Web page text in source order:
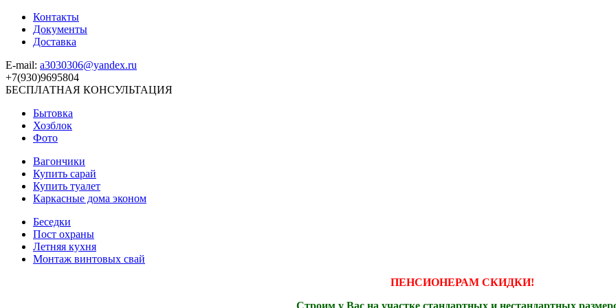
Контакты
Документы
Доставка
E-mail: a3030306@yandex.ru
+7(930)9695804
БЕСПЛАТНАЯ КОНСУЛЬТАЦИЯ
Бытовка
Хозблок
Фото
Вагончики
Купить сарай
Купить туалет
Каркасные дома эконом
Беседки
Пост охраны
Летняя кухня
Монтаж винтовых свай
ПЕНСИОНЕРАМ СКИДКИ!
Строим у Вас на участке стандартных и нестандартных